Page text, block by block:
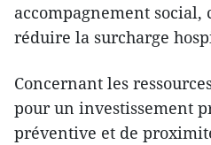
accompagnement
réduire la surcharge
Concernant les
pour un investissement
préventive et de